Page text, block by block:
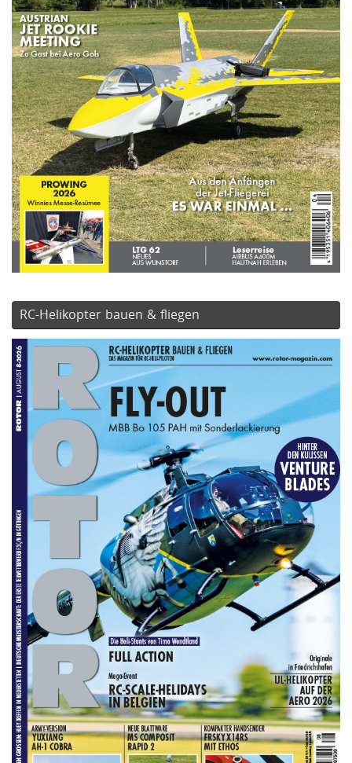
RC-Helikopter bauen & fliegen